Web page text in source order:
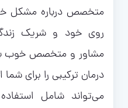
متخصص درباره مشکل
روی خود و شریک
مشاور و متخصص خوب با
درمان ترکیبی را برای
می‌تواند شامل